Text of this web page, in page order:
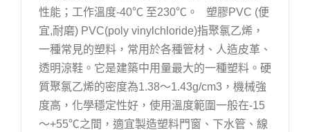
性能；工作溫度-40℃ 至230℃。 塑膠PVC (便
宜,耐磨) PVC(poly vinylchloride)指聚氯乙烯，
一種常見的塑料，常用於各種管材、人造皮革、
透明涼鞋。它是建築中用量最大的一種塑料。硬
質聚氯乙烯的密度為1.38～1.43g/cm3，機械強
度高，化學穩定性好，使用溫度範圍一般在-15
～+55℃之間，適宜製造塑料門窗、下水管、線